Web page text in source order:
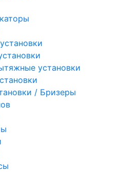
установки
/ Бризеры